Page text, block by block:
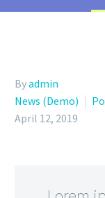
Byadmin
News (Demo)
April 12, 2019